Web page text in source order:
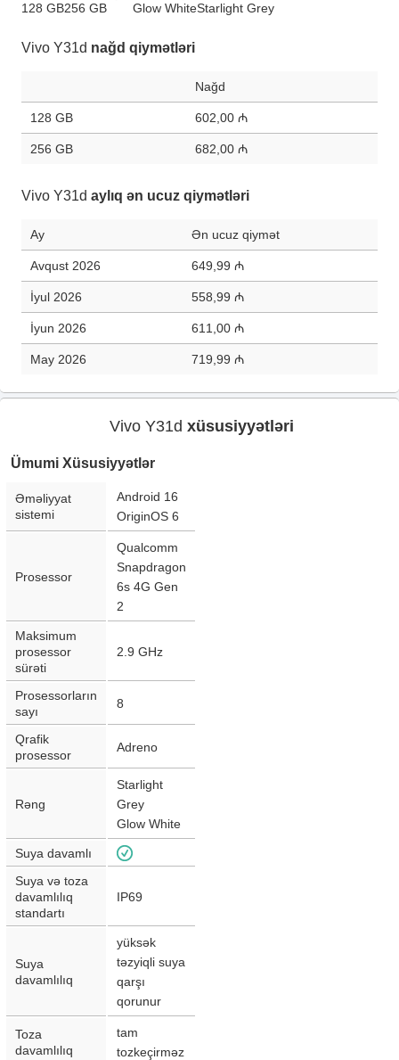
128 GB256 GB
Glow WhiteStarlight Grey
Vivo Y31d nağd qiymətləri
Nağd
128 GB 602,00 ₼
256 GB 682,00 ₼
Vivo Y31d aylıq ən ucuz qiymətləri
Ay Ən ucuz qiymət
Avqust 2026 649,99 ₼
İyul 2026 558,99 ₼
İyun 2026 611,00 ₼
May 2026 719,99 ₼
Vivo Y31d xüsusiyyətləri
Ümumi Xüsusiyyətlər
Əməliyyat
sistemi
Android 16
OriginOS 6
Prosessor
Qualcomm
Snapdragon
6s 4G Gen
2
Maksimum
prosessor
sürəti
2.9 GHz
Prosessorların
sayı
8
Qrafik
prosessor
Adreno
Rəng
Starlight
Grey
Glow White
Suya davamlı
Suya və toza
davamlılıq
standartı
IP69
Suya
davamlılıq
yüksək
təzyiqli suya
qarşı
qorunur
Toza
davamlılıq
tam
tozkeçirməz